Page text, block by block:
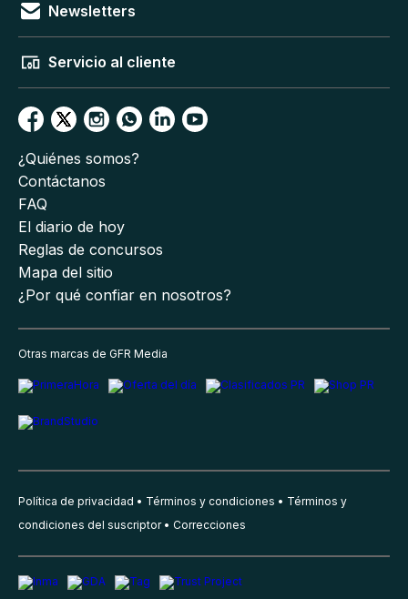
Newsletters
Servicio al cliente
¿Quiénes somos?
Contáctanos
FAQ
El diario de hoy
Reglas de concursos
Mapa del sitio
¿Por qué confiar en nosotros?
Otras marcas de GFR Media
Política de privacidad Términos y condiciones
Términos y
condiciones del suscriptor
Correcciones